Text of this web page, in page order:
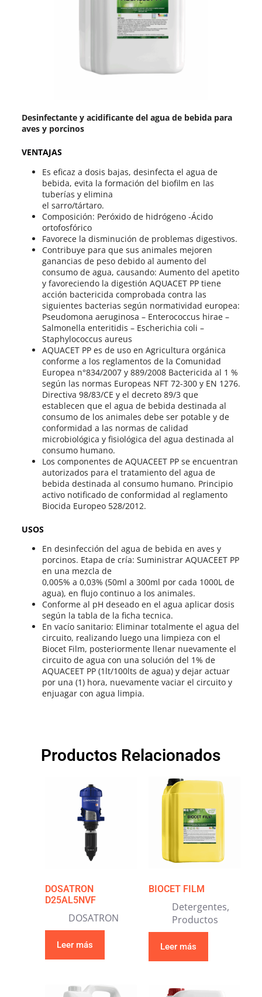
Desinfectante y acidificante del agua de bebida para
aves y porcinos
VENTAJAS
Es eficaz a dosis bajas, desinfecta el agua de
bebida, evita la formación del biofilm en las
tuberías y elimina
el sarro/tártaro.
Composición: Peróxido de hidrógeno -Ácido
ortofosfórico
Favorece la disminución de problemas digestivos.
Contribuye para que sus animales mejoren
ganancias de peso debido al aumento del
consumo de agua, causando: Aumento del apetito
y favoreciendo la digestión AQUACET PP tiene
acción bactericida comprobada contra las
siguientes bacterias según normatividad europea:
Pseudomona aeruginosa – Enterococcus hirae –
Salmonella enteritidis – Escherichia coli –
Staphylococcus aureus
AQUACET PP es de uso en Agricultura orgánica
conforme a los reglamentos de la Comunidad
Europea n°834/2007 y 889/2008 Bactericida al 1 %
según las normas Europeas NFT 72-300 y EN 1276.
Directiva 98/83/CE y el decreto 89/3 que
establecen que el agua de bebida destinada al
consumo de los animales debe ser potable y de
conformidad a las normas de calidad
microbiológica y fisiológica del agua destinada al
consumo humano.
Los componentes de AQUACEET PP se encuentran
autorizados para el tratamiento del agua de
bebida destinada al consumo humano. Principio
activo notificado de conformidad al reglamento
Biocida Europeo 528/2012.
USOS
En desinfección del agua de bebida en aves y
porcinos. Etapa de cría: Suministrar AQUACEET PP
en una mezcla de
0,005% a 0,03% (50ml a 300ml por cada 1000L de
agua), en flujo continuo a los animales.
Conforme al pH deseado en el agua aplicar dosis
según la tabla de la ficha tecnica.
En vacío sanitario: Eliminar totalmente el agua del
circuito, realizando luego una limpieza con el
Biocet Film, posteriormente llenar nuevamente el
circuito de agua con una solución del 1% de
AQUACEET PP (1lt/100lts de agua) y dejar actuar
por una (1) hora, nuevamente vaciar el circuito y
enjuagar con agua limpia.
Productos Relacionados
DOSATRON
D25AL5NVF
DOSATRON
Leer más
BIOCET FILM
Detergentes,
Productos
Leer más